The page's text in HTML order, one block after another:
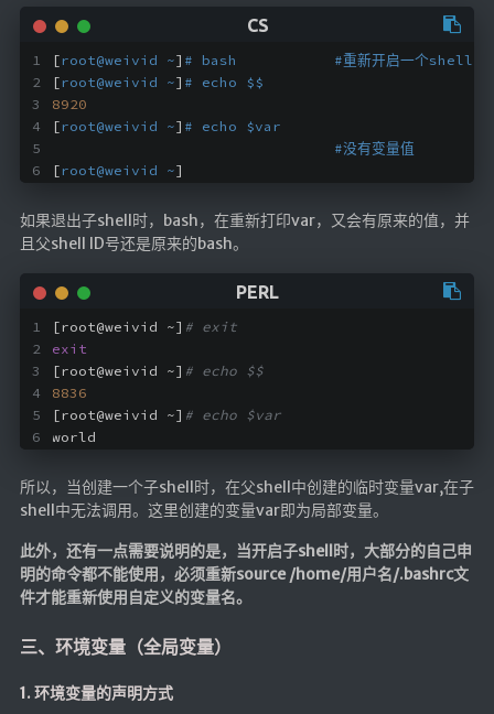
[root@weivid ~] # bash           #重新开启一个shell
[root@weivid ~] # echo $$
8920
[root@weivid ~] # echo $var
#没有变量值
[root@weivid ~]
如果退出子shell时，bash，在重新打印var，又会有原来的值，并
且父shell ID号还是原来的bash。
[root@weivid ~] # exit
exit
[root@weivid ~] # echo $$
8836
[root@weivid ~] # echo $var
world
所以，当创建一个子shell时，在父shell中创建的临时变量var,在子
shell中无法调用。这里创建的变量var即为局部变量。
此外，还有一点需要说明的是，当开启子shell时，大部分的自己申
明的命令都不能使用，必须重新source /home/用户名/.bashrc文
件才能重新使用自定义的变量名。
三、环境变量（全局变量）
1. 环境变量的声明方式
导航站
在线影视(失效)
电影下载
📺在线电视
盒子软件国内下载
软件接口
🎵音乐播放
随便听听
音乐下载2
音乐播放下载
音乐下载备用三